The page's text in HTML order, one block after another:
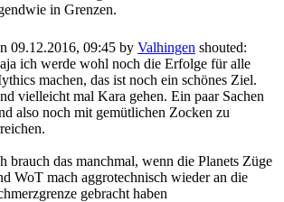
in Grenzen.
09.12.2016, 09:45 by Valhingen shouted:
ich werde wohl noch die Erfolge für alle
machen, das ist noch ein schönes Ziel.
vielleicht mal Kara gehen. Ein paar Sachen
also noch mit gemütlichen Zocken zu
brauch das manchmal, wenn die Planets Züge
WoT mach aggrotechnisch wieder an die
gebracht haben